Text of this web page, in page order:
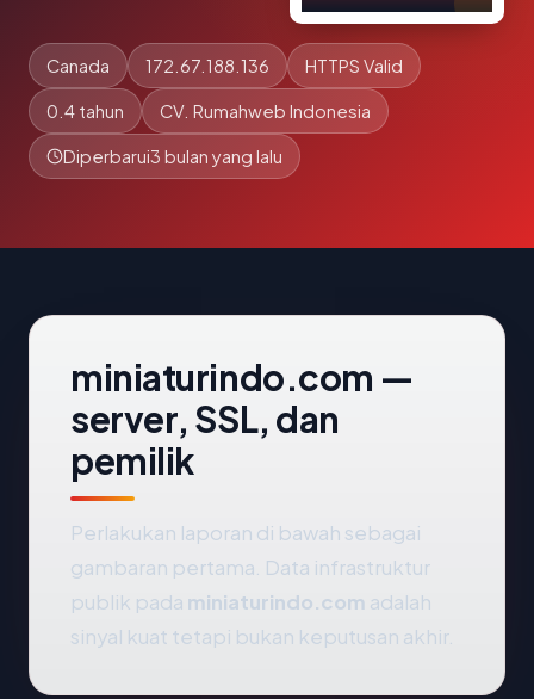
Canada 172.67.188.136 HTTPS Valid
0.4 tahun CV. Rumahweb Indonesia
Diperbarui3 bulan yang lalu
miniaturindo.com —
server, SSL, dan
pemilik
Perlakukan laporan di bawah sebagai
gambaran pertama. Data infrastruktur
publik pada miniaturindo.com adalah
sinyal kuat tetapi bukan keputusan akhir.